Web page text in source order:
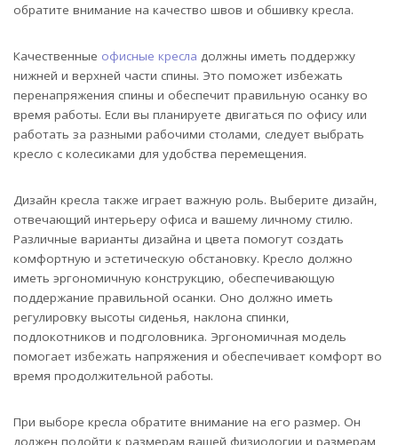
обратите внимание на качество швов и обшивку кресла.
Качественные офисные кресла должны иметь поддержку
нижней и верхней части спины. Это поможет избежать
перенапряжения спины и обеспечит правильную осанку во
время работы. Если вы планируете двигаться по офису или
работать за разными рабочими столами, следует выбрать
кресло с колесиками для удобства перемещения.
Дизайн кресла также играет важную роль. Выберите дизайн,
отвечающий интерьеру офиса и вашему личному стилю.
Различные варианты дизайна и цвета помогут создать
комфортную и эстетическую обстановку. Кресло должно
иметь эргономичную конструкцию, обеспечивающую
поддержание правильной осанки. Оно должно иметь
регулировку высоты сиденья, наклона спинки,
подлокотников и подголовника. Эргономичная модель
помогает избежать напряжения и обеспечивает комфорт во
время продолжительной работы.
При выборе кресла обратите внимание на его размер. Он
должен подойти к размерам вашей физиологии и размерам